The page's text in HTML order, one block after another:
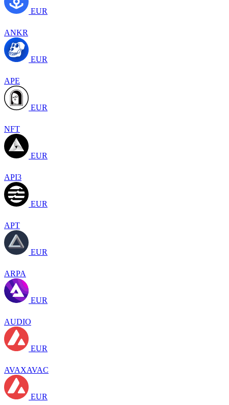
EUR
ANKR
EUR
APE
EUR
NFT
EUR
API3
EUR
APT
EUR
ARPA
EUR
AUDIO
EUR
AVAXAVAC
EUR